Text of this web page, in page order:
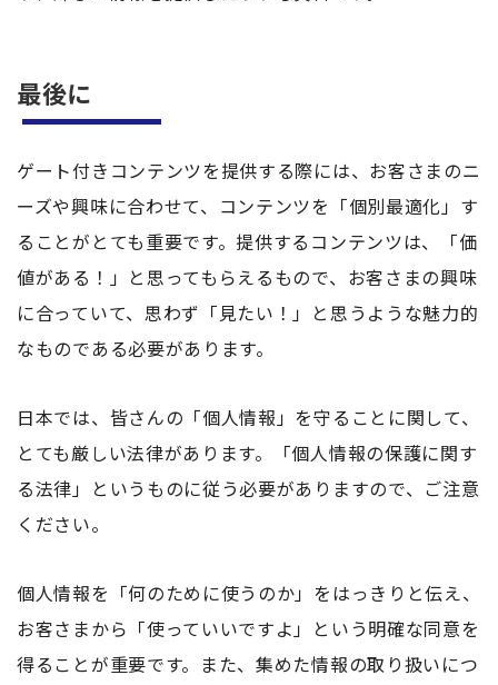
最後に
ゲート付きコンテンツを提供する際には、お客さまのニ
ーズや興味に合わせて、コンテンツを「個別最適化」す
ることがとても重要です。提供するコンテンツは、「価
値がある！」と思ってもらえるもので、お客さまの興味
に合っていて、思わず「見たい！」と思うような魅力的
なものである必要があります。
日本では、皆さんの「個人情報」を守ることに関して、
とても厳しい法律があります。「個人情報の保護に関す
る法律」というものに従う必要がありますので、ご注意
ください。
個人情報を「何のために使うのか」をはっきりと伝え、
お客さまから「使っていいですよ」という明確な同意を
得ることが重要です。また、集めた情報の取り扱いにつ